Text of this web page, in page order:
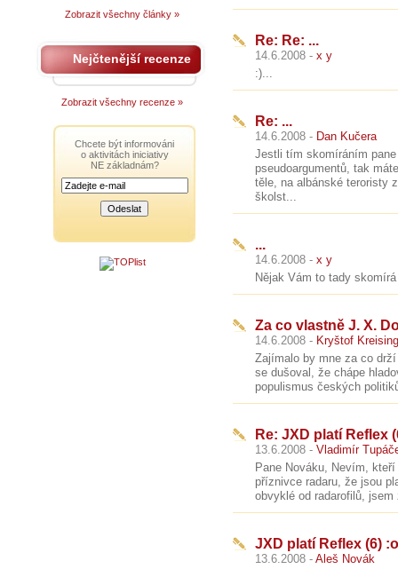
Re: Re: ...
14.6.2008 - x y
:)...
Re: ...
14.6.2008 - Dan Kučera
Jestli tím skomíráním
pseudoargumentů, tak
těle, na albánské teroristy
školst...
...
14.6.2008 - x y
Nějak Vám to tady
Za co vlastně J. X.
14.6.2008 - Kryštof
Zajímalo by mne za co
se dušoval, že chápe
populismus českých
Re: JXD platí Reflex
13.6.2008 - Vladimír
Pane Nováku, Nevím,
příznivce radaru, že jsou
obvyklé od radarofilů,
JXD platí Reflex (6)
13.6.2008 - Aleš Novák
Zobrazit všechny články »
Nejčtenější recenze
Zobrazit všechny recenze »
Chcete být informováni
o aktivitách iniciativy
NE základnám?